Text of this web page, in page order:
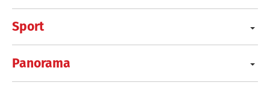
Sport
Panorama